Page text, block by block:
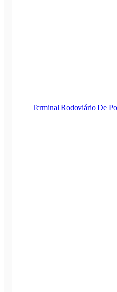
Terminal Rodoviário De